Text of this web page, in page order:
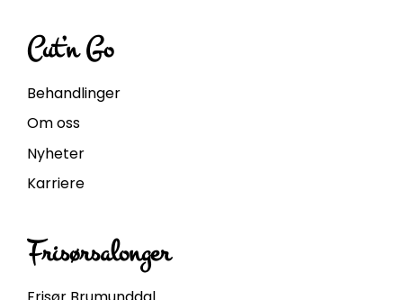
Cut’n Go
Behandlinger
Om oss
Nyheter
Karriere
Frisørsalonger